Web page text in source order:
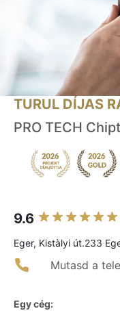
TURUL DÍJAS
PRO TECH
9.6
Eger, Kistàlyi út.233
Mutasd a
Egy cég: